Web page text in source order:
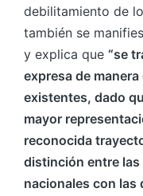
debilitamiento de
también se
y explica que “se
expresa de
existentes, dado
mayor
reconocida
distinción entre
nacionales con las